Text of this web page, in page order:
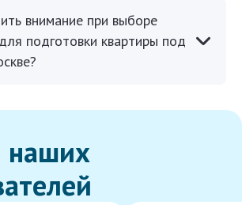
внимание при выборе
подготовки квартиры под
наших